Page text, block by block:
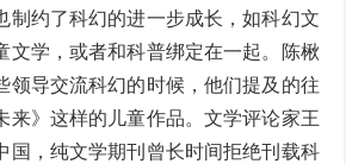
制约了科幻的进一步成长，如科幻文
文学，或者和科普绑定在一起。陈楸
领导交流科幻的时候，他们提及的往
来》这样的儿童作品。文学评论家王
国，纯文学期刊曾长时间拒绝刊载科